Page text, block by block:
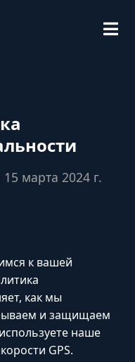
марта 2024 г.
к вашей
как мы
и защищаем
наше
GPS.